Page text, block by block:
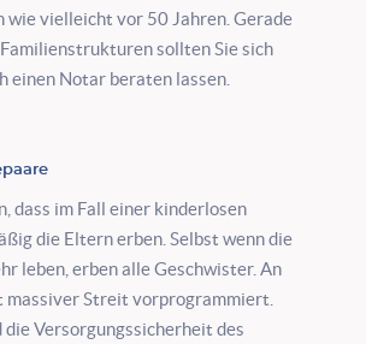
wie vielleicht vor 50 Jahren. Gerade
sollten Sie sich
einen Notar beraten lassen.
dass im Fall einer kinderlosen
die Eltern erben. Selbst wenn die
leben, erben alle Geschwister. An
massiver Streit vorprogrammiert.
Versorgungssicherheit des